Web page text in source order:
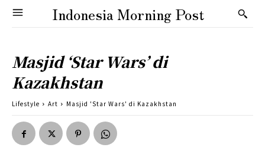
Indonesia Morning Post
Masjid ‘Star Wars’ di
Kazakhstan
Lifestyle Art Masjid 'Star Wars' di Kazakhstan